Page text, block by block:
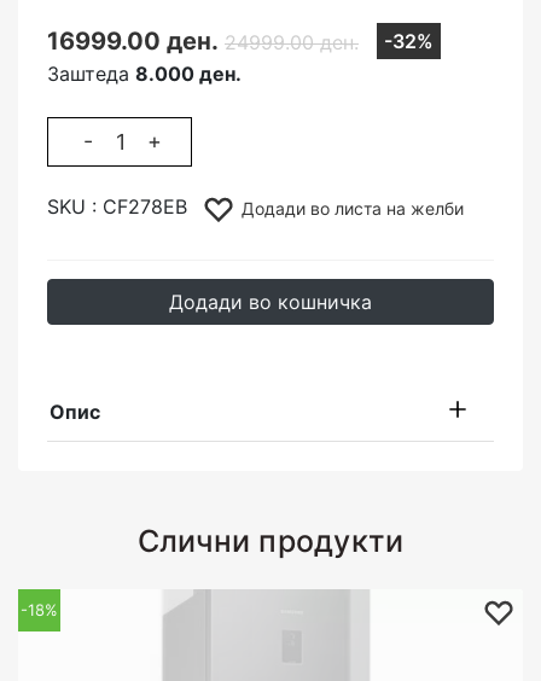
16999.00 ден. 24999.00 ден.
-32%
Заштеда 8.000 ден.
- +
SKU : CF278EB Додади во листа на желби
Додади во кошничка
Опис
Слични продукти
-18%
-15%